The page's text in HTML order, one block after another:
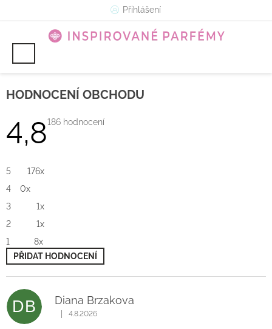
Přihlášení
HODNOCENÍ OBCHODU
4,8Průměrné
186 hodnocení
5
176x
4
0x
3
1x
2
1x
1
8x
PŘIDAT HODNOCENÍ
p
i DB Diana Brzakova
Hodnocení obchodu je 5 z 5 hvězdiček.
4.8.2026